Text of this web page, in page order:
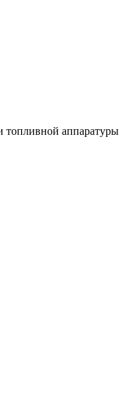
топливной аппаратуры